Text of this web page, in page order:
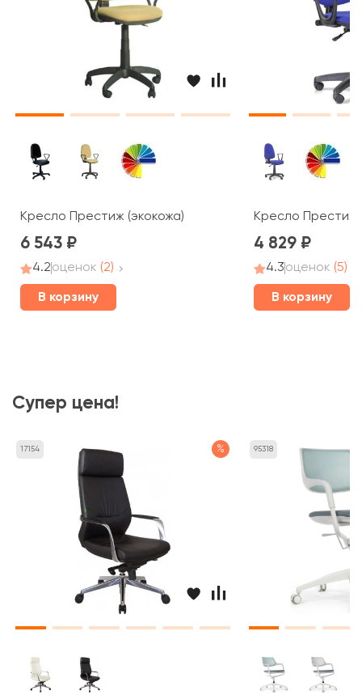
Кресло Престиж (экокожа)
6 543
4.2оценок (2)
В корзину
Кресло Престиж
4 829
4.3оценок (5)
В корзину
Супер цена!
17154 % 95318